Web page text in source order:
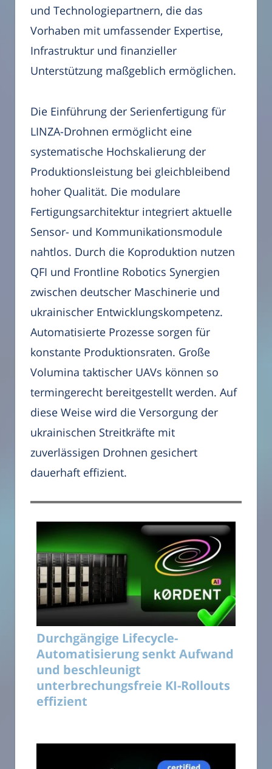
und Technologiepartnern, die das
Vorhaben mit umfassender Expertise,
Infrastruktur und finanzieller
Unterstützung maßgeblich ermöglichen.
Die Einführung der Serienfertigung für
LINZA-Drohnen ermöglicht eine
systematische Hochskalierung der
Produktionsleistung bei gleichbleibend
hoher Qualität. Die modulare
Fertigungsarchitektur integriert aktuelle
Sensor- und Kommunikationsmodule
nahtlos. Durch die Koproduktion nutzen
QFI und Frontline Robotics Synergien
zwischen deutscher Maschinerie und
ukrainischer Entwicklungskompetenz.
Automatisierte Prozesse sorgen für
konstante Produktionsraten. Große
Volumina taktischer UAVs können so
termingerecht bereitgestellt werden. Auf
diese Weise wird die Versorgung der
ukrainischen Streitkräfte mit
zuverlässigen Drohnen gesichert
dauerhaft effizient.
Durchgängige Lifecycle-
Automatisierung senkt Aufwand
und beschleunigt
unterbrechungsfreie KI-Rollouts
effizient